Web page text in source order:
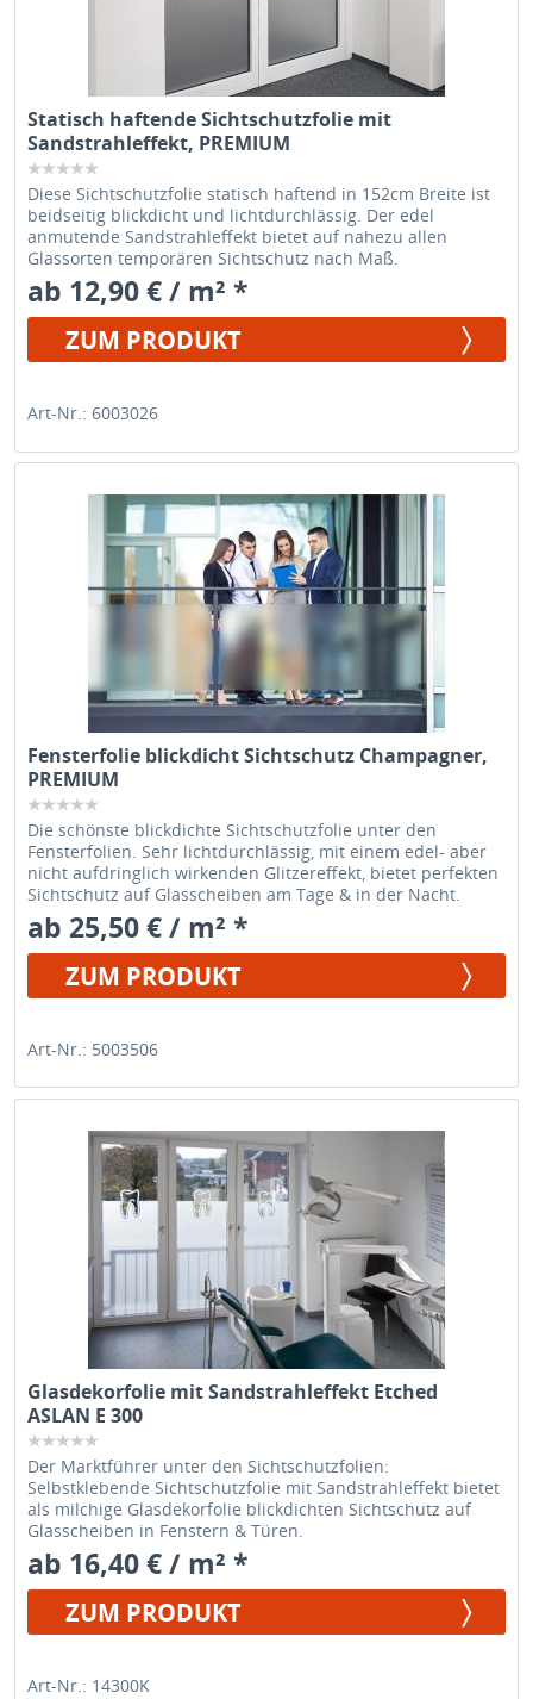
Statisch haftende Sichtschutzfolie mit
Sandstrahleffekt, PREMIUM
Diese Sichtschutzfolie statisch haftend in 152cm Breite ist
beidseitig blickdicht und lichtdurchlässig. Der edel
anmutende Sandstrahleffekt bietet auf nahezu allen
Glassorten temporären Sichtschutz nach Maß.
ab 12,90 € / m² *
ZUM PRODUKT
Art-Nr.: 6003026
Fensterfolie blickdicht Sichtschutz Champagner,
PREMIUM
Die schönste blickdichte Sichtschutzfolie unter den
Fensterfolien. Sehr lichtdurchlässig, mit einem edel- aber
nicht aufdringlich wirkenden Glitzereffekt, bietet perfekten
Sichtschutz auf Glasscheiben am Tage & in der Nacht.
ab 25,50 € / m² *
ZUM PRODUKT
Art-Nr.: 5003506
Glasdekorfolie mit Sandstrahleffekt Etched
ASLAN E 300
Der Marktführer unter den Sichtschutzfolien:
Selbstklebende Sichtschutzfolie mit Sandstrahleffekt bietet
als milchige Glasdekorfolie blickdichten Sichtschutz auf
Glasscheiben in Fenstern & Türen.
ab 16,40 € / m² *
ZUM PRODUKT
Art-Nr.: 14300K